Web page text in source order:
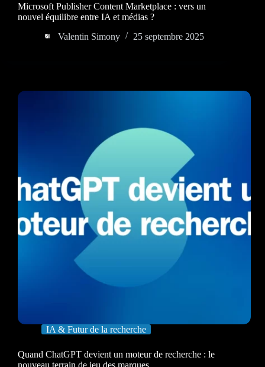
Microsoft Publisher Content Marketplace : vers un
nouvel équilibre entre IA et médias ?
Valentin Simony
25 septembre 2025
IA & Futur de la recherche
Quand ChatGPT devient un moteur de recherche : le